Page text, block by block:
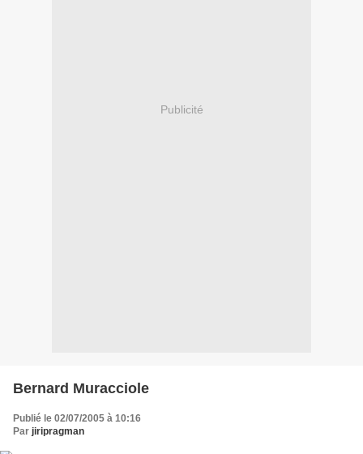
Publicité
Bernard Muracciole
Publié le 02/07/2005 à 10:16
Par jiripragman